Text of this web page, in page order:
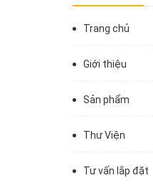
Trang chủ
Giới thiệu
Sản phẩm
Thư Viện
Tư vấn lắp đặt